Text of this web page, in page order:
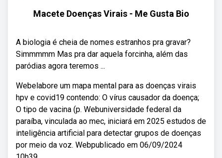
Macete Doenças Virais - Me Gusta Bio
A biologia é cheia de nomes estranhos pra gravar?
Simmmmm Mas pra dar aquela forcinha, além das
paródias agora teremos ...
Webelabore um mapa mental para as doenças virais
hpv e covid19 contendo: O vírus causador da doença;
O tipo de vacina (p. Webuniversidade federal da
paraíba, vinculada ao mec, iniciará em 2025 estudos de
inteligência artificial para detectar grupos de doenças
por meio da voz. Webpublicado em 06/09/2024